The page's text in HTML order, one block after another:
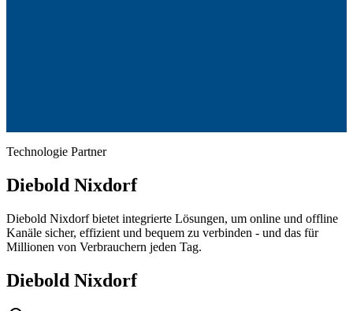
Technologie Partner
Diebold Nixdorf
Diebold Nixdorf bietet integrierte Lösungen, um online und offline
Kanäle sicher, effizient und bequem zu verbinden - und das für
Millionen von Verbrauchern jeden Tag.
Diebold Nixdorf